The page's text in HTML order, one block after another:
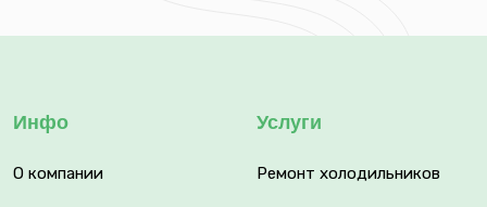
Инфо
О компании
Услуги
Ремонт холодильников